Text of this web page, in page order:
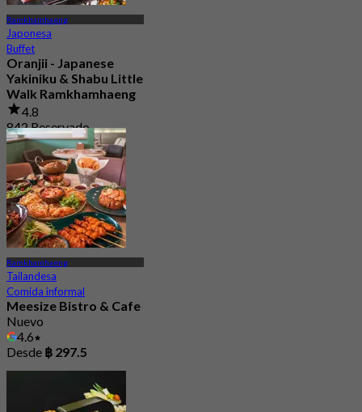
Ramkhamhaeng
Japonesa
Buffet
Oranjii - Japanese
Yakiniku & Shabu Little
Walk Ramkhamhaeng
4.8
842 Reservado
Desde฿ 332
Ramkhamhaeng
Tailandesa
Comida informal
Meesize Bistro & Cafe
Nuevo
4.6
Desde ฿ 297.5